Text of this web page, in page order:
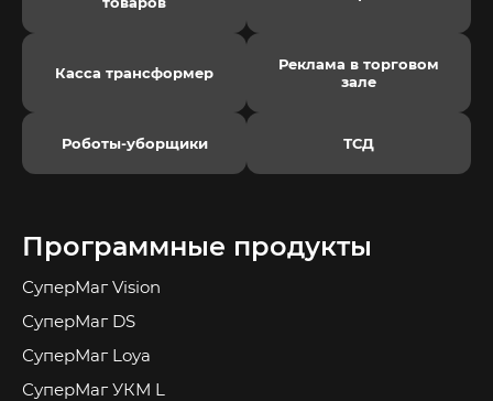
Касса трансформер
Реклама в торговом
зале
Роботы-уборщики ТСД
Программные продукты
СуперМаг Vision
СуперМаг DS
СуперМаг Loya
СуперМаг УКМ L